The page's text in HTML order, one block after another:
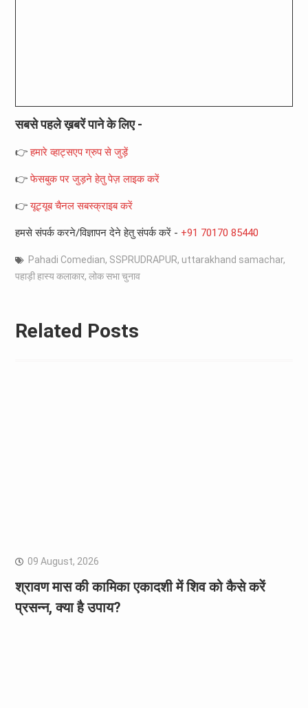
सबसे पहले ख़बरें पाने के लिए -
👉हमारे व्हाट्सएप ग्रुप से जुड़ें
👉फेसबुक पर जुड़ने हेतु पेज़ लाइक करें
👉यूट्यूब चैनल सबस्क्राइब करें
हमसे संपर्क करने/विज्ञापन देने हेतु संपर्क करें - +91 70170 85440
Pahadi Comedian, SSPRUDRAPUR, uttarakhand samachar,
पहाड़ी हास्य कलाकार, लोक सभा चुनाव
Related Posts
09 August, 2026
श्रावण मास की कामिका एकादशी में शिव को कैसे करें
प्रसन्न, क्या है उपाय?